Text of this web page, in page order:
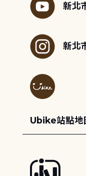
新北
新北
Ubike站點地